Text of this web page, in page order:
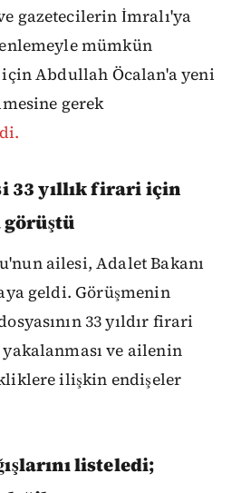
gazetecilerin İmralı'ya
mümkün
Abdullah Öcalan'a yeni
gerek
33 yıllık firari için
görüştü
ailesi, Adalet Bakanı
geldi. Görüşmenin
33 yıldır firari
yakalanması ve ailenin
ilişkin endişeler
listeledi;